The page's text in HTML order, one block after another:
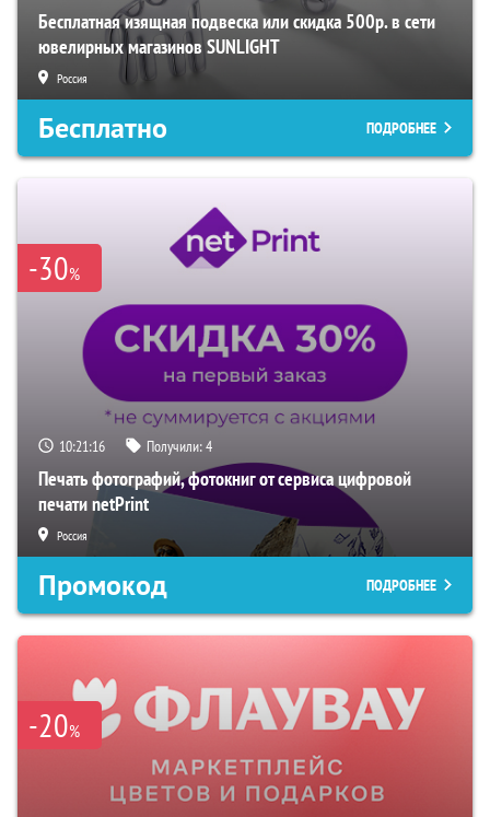
Бесплатная изящная подвеска или скидка 500р. в сети
ювелирных магазинов SUNLIGHT
Россия
Бесплатно ПОДРОБНЕЕ
-30%
10:21:15 Получили:4
Печать фотографий, фотокниг от сервиса цифровой
печати netPrint
Россия
Промокод ПОДРОБНЕЕ
-20%